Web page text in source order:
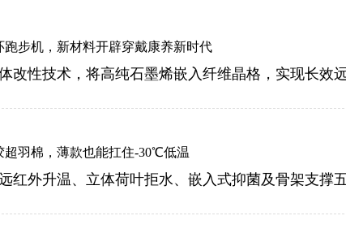
步机，新材料开辟穿戴康养新时代
羽棉，薄款也能扛住-30℃低温